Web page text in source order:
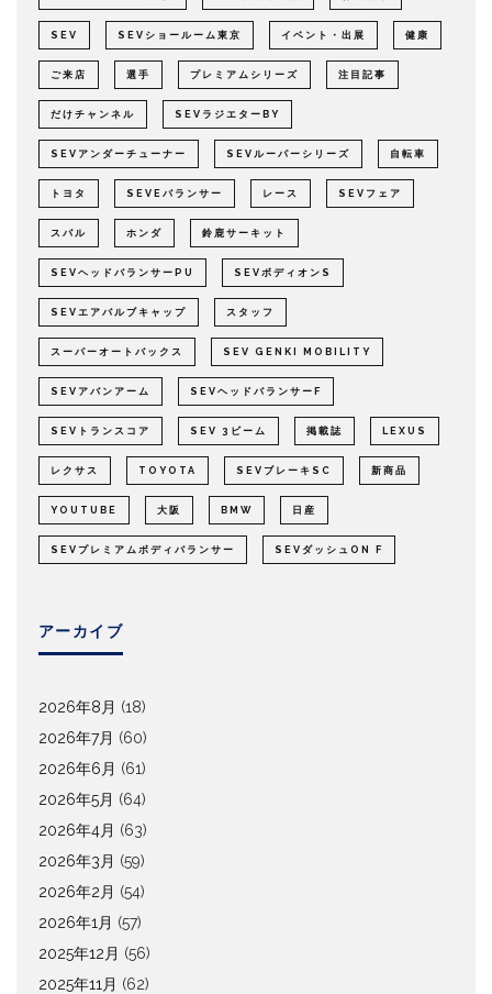
SEV SEVショールーム東京 イベント・出展 健康
ご来店 選手 プレミアムシリーズ 注目記事
だけチャンネル SEVラジエターBY
SEVアンダーチューナー SEVルーパーシリーズ 自転車
トヨタ SEVEバランサー レース SEVフェア
スバル ホンダ 鈴鹿サーキット
SEVヘッドバランサーPU SEVボディオンS
SEVエアバルブキャップ スタッフ
スーパーオートバックス SEV GENKI MOBILITY
SEVアバンアーム SEVヘッドバランサーF
SEVトランスコア SEV 3ビーム 掲載誌 LEXUS
レクサス TOYOTA SEVブレーキSC 新商品
YOUTUBE 大阪 BMW 日産
SEVプレミアムボディバランサー SEVダッシュON F
アーカイブ
2026年8月 (18)
2026年7月 (60)
2026年6月 (61)
2026年5月 (64)
2026年4月 (63)
2026年3月 (59)
2026年2月 (54)
2026年1月 (57)
2025年12月 (56)
2025年11月 (62)